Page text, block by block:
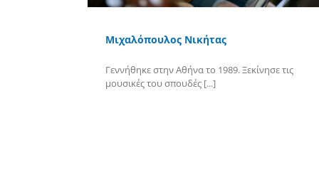
Μιχαλόπουλος Νικήτας
Γεννήθηκε στην Αθήνα το 1989. Ξεκίνησε τις
μουσικές του σπουδές [...]